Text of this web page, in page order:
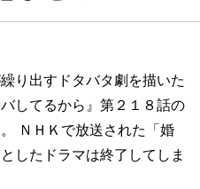
り出すドタバタ劇を描いた
してるから』第２１８話の
ＮＨＫで放送された「婚
したドラマは終了してしま